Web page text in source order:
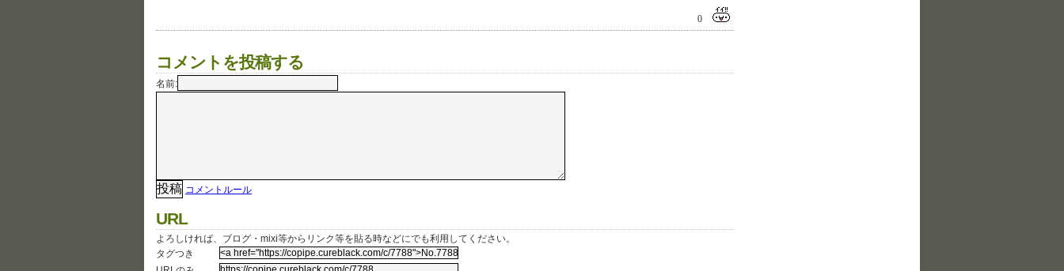
0
コメントを投稿する
名前:
コメントルール
URL
よろしければ、ブログ・mixi等からリンク等を貼る時などにでも利用してください。
タグつき